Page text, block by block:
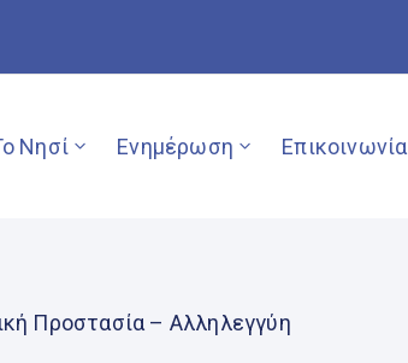
Νησί Ενημέρωση Επικοινωνία
Προστασία – Αλληλεγγύη